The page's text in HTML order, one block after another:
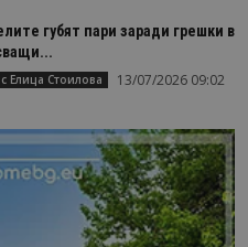
губят пари заради грешки в
Елица Стоилова 13/07/2026 09:02